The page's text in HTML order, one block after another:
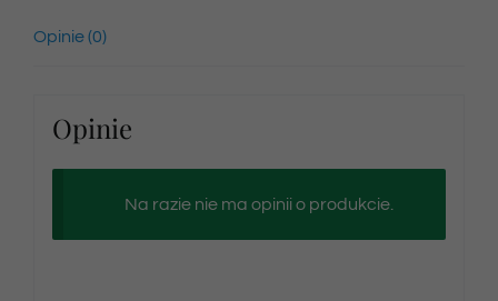
Opinie (0)
Opinie
Na razie nie ma opinii o produkcie.